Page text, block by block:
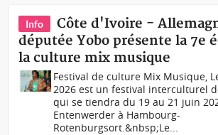
Info
Côte d'Ivoire -
députée Yobo présente la 7e
la culture mix musique
Festival de culture Mix Musique,
2026 est un festival interculturel
qui se tiendra du 19 au 21 juin
Entenwerder à Hambourg-
Rotenburgsort.&nbsp;Le...